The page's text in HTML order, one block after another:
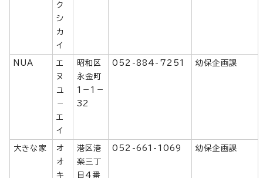
ク
シ
カ
イ
NUA
エ
ヌ
ユ
－
エ
イ
昭和区
永金町
1－1－
32
052-884-7251 幼保企画課
大きな家
オ
オ
キ
港区港
楽三丁
目4番
052-661-1069 幼保企画課